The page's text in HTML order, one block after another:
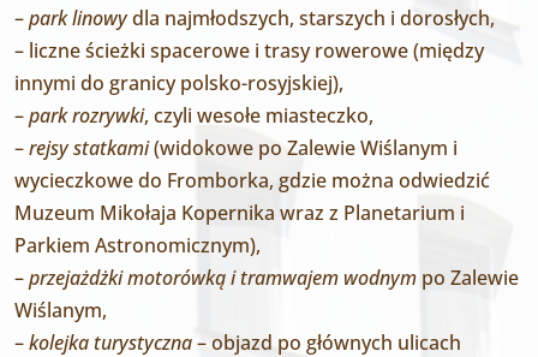
–park linowydla najmłodszych, starszych i dorosłych,
– liczne ścieżki spacerowe i trasy rowerowe (między
innymi do granicy polsko-rosyjskiej),
–park rozrywki, czyli wesołe miasteczko,
–rejsy statkami(widokowe po Zalewie Wiślanym i
wycieczkowe do Fromborka, gdzie można odwiedzić
Muzeum Mikołaja Kopernika wraz z Planetarium i
Parkiem Astronomicznym),
–przejażdżki motorówką i tramwajem wodnym po Zalewie
Wiślanym,
–kolejka turystyczna– objazd po głównych ulicach